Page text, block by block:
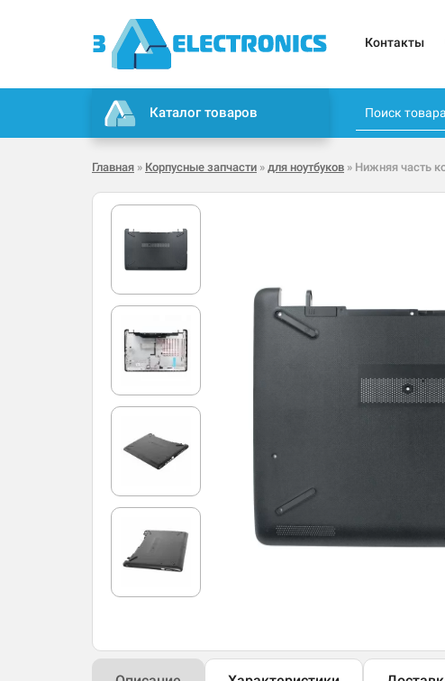
Контакты
Каталог товаров
Главная » Корпусные запчасти » для ноутбуков » Нижняя часть